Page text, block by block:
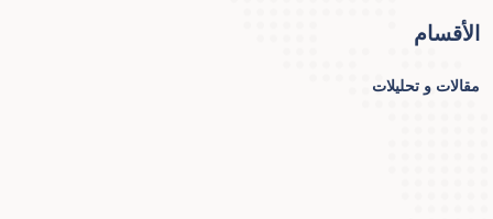
الأقسام
مقالات و تحليلات